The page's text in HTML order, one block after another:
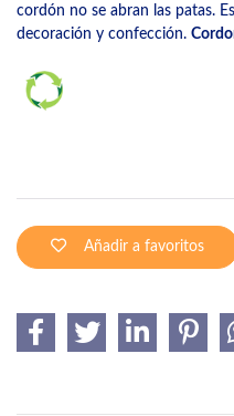
cordón no se abran las patas.
decoración y confección.
Añadir a favoritos